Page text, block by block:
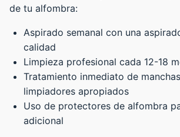
de tu alfombra:
Aspirado semanal con una
calidad
Limpieza profesional cada 12-18
Tratamiento inmediato de
limpiadores apropiados
Uso de protectores de alfombra
adicional